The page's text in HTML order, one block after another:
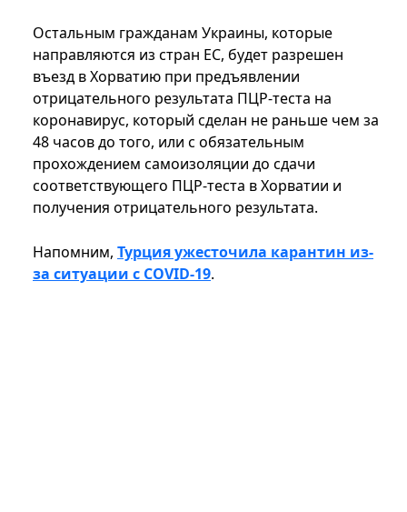
Остальным гражданам Украины, которые
направляются из стран ЕС, будет разрешен
въезд в Хорватию при предъявлении
отрицательного результата ПЦР-теста на
коронавирус, который сделан не раньше чем за
48 часов до того, или с обязательным
прохождением самоизоляции до сдачи
соответствующего ПЦР-теста в Хорватии и
получения отрицательного результата.
Напомним, Турция ужесточила карантин из-
за ситуации с COVID-19.